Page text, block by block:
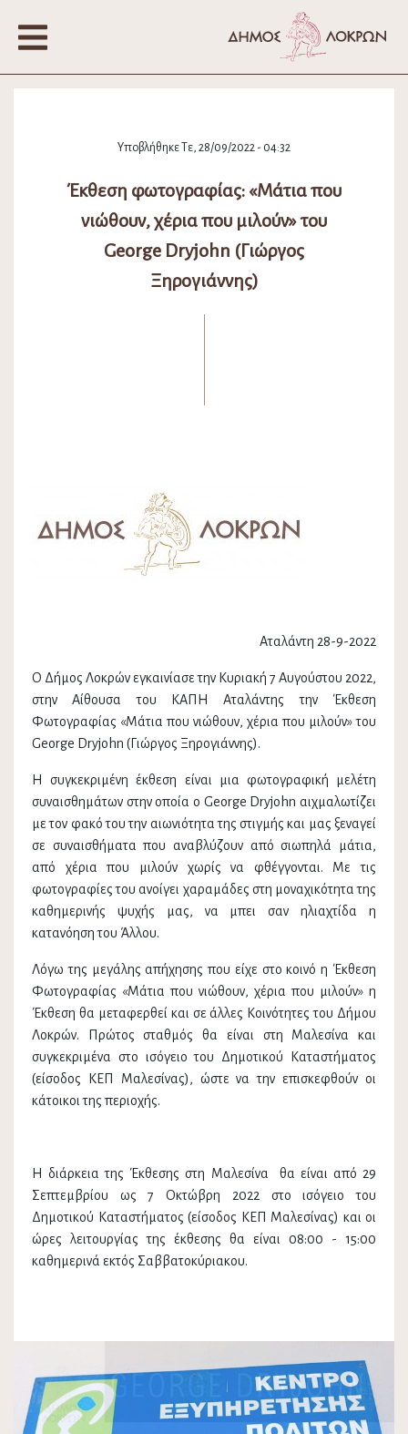
Υποβλήθηκε Τε, 28/09/2022 - 04:32
Έκθεση φωτογραφίας: «Μάτια που
νιώθουν, χέρια που μιλούν» του
George Dryjohn (Γιώργος
Ξηρογιάννης)
Αταλάντη 28-9-2022
Ο Δήμος Λοκρών εγκαινίασε την Κυριακή 7 Αυγούστου 2022,
στην Αίθουσα του ΚΑΠΗ Αταλάντης την Έκθεση
Φωτογραφίας «Μάτια που νιώθουν, χέρια που μιλούν» του
George Dryjohn (Γιώργος Ξηρογιάννης).
Η συγκεκριμένη έκθεση είναι μια φωτογραφική μελέτη
συναισθημάτων στην οποία ο George Dryjohn αιχμαλωτίζει
με τον φακό του την αιωνιότητα της στιγμής και μας ξεναγεί
σε συναισθήματα που αναβλύζουν από σιωπηλά μάτια,
από χέρια που μιλούν χωρίς να φθέγγονται. Με τις
φωτογραφίες του ανοίγει χαραμάδες στη μοναχικότητα της
καθημερινής ψυχής μας, να μπει σαν ηλιαχτίδα η
κατανόηση του Άλλου.
Λόγω της μεγάλης απήχησης που είχε στο κοινό η Έκθεση
Φωτογραφίας «Μάτια που νιώθουν, χέρια που μιλούν» η
Έκθεση θα μεταφερθεί και σε άλλες Κοινότητες του Δήμου
Λοκρών. Πρώτος σταθμός θα είναι στη Μαλεσίνα και
συγκεκριμένα στο ισόγειο του Δημοτικού Καταστήματος
(είσοδος ΚΕΠ Μαλεσίνας), ώστε να την επισκεφθούν οι
κάτοικοι της περιοχής.
Η διάρκεια της Έκθεσης στη Μαλεσίνα θα είναι από 29
Σεπτεμβρίου ως 7 Οκτώβρη 2022 στο ισόγειο του
Δημοτικού Καταστήματος (είσοδος ΚΕΠ Μαλεσίνας) και οι
ώρες λειτουργίας της έκθεσης θα είναι 08:00 - 15:00
καθημερινά εκτός Σαββατοκύριακου.